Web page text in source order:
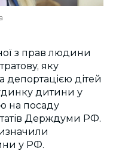
з прав людини
яку
депортацією дітей
дитини у
на посаду
Держдуми РФ.
у РФ.